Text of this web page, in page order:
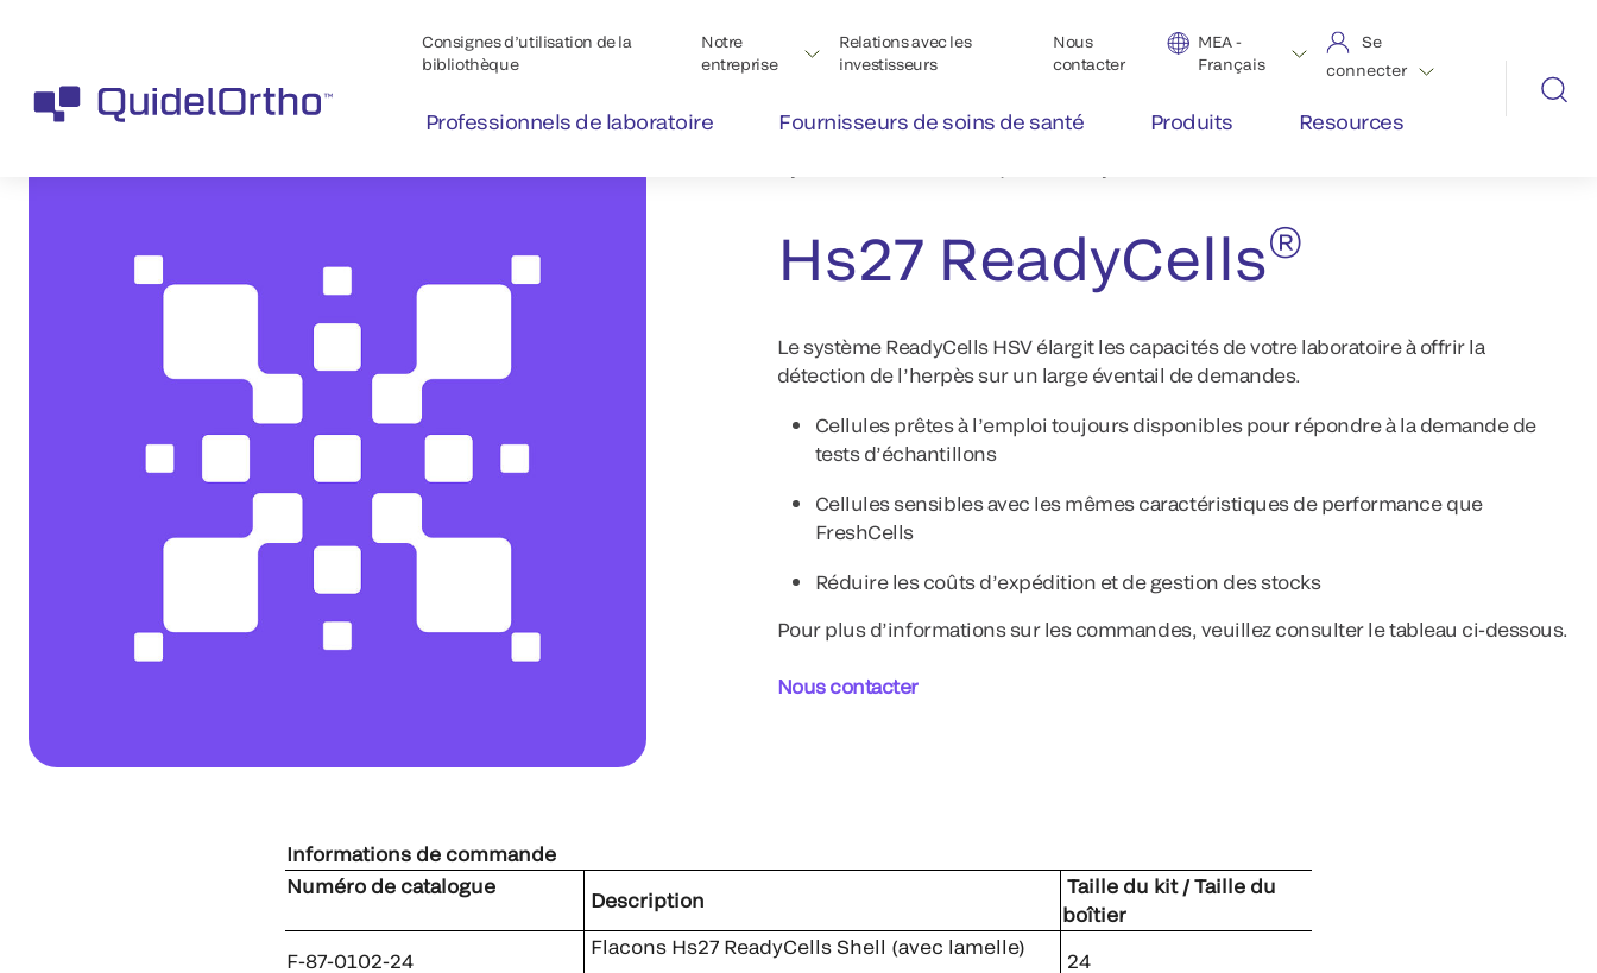
Consignes d’utilisation de la
bibliothèque
Notre
entreprise
Relations avec les
investisseurs
Nous
contacter
MEA -
Français
Se
connecter
Professionnels de laboratoire Fournisseurs de soins de santé Produits Resources
Hs27 ReadyCells®
Le système ReadyCells HSV élargit les capacités de votre laboratoire à offrir la
détection de l’herpès sur un large éventail de demandes.
Cellules prêtes à l’emploi toujours disponibles pour répondre à la demande de
tests d’échantillons
Cellules sensibles avec les mêmes caractéristiques de performance que
FreshCells
Réduire les coûts d’expédition et de gestion des stocks
Pour plus d’informations sur les commandes, veuillez consulter le tableau ci-dessous.
Nous contacter
Informations de commande
Numéro de catalogue
Description
Taille du kit / Taille du
boîtier
F-87-0102-24
Flacons Hs27 ReadyCells Shell (avec lamelle)
24